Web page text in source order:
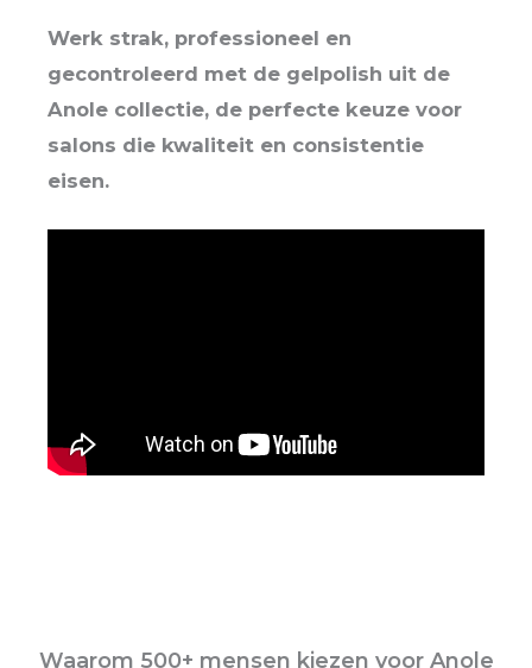
Werk strak, professioneel en
gecontroleerd met de gelpolish uit de
Anole collectie, de perfecte keuze voor
salons die kwaliteit en consistentie
eisen.
Waarom 500+ mensen kiezen voor Anole